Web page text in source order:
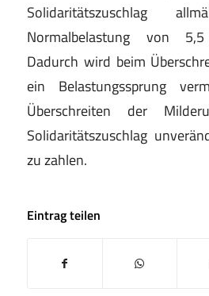
Solidaritätszuschlag
Normalbelastung von
Dadurch wird beim
ein Belastungssprung
Überschreiten der
Solidaritätszuschlag
zu zahlen.
Eintrag teilen